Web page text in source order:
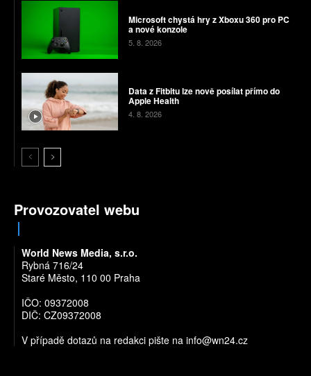
Microsoft chystá hry z Xboxu 360 pro PC
a nové konzole
5. 8. 2026
Data z Fitbitu lze nově posílat přímo do
Apple Health
4. 8. 2026
Provozovatel webu
World News Media, s.r.o.
Rybná 716/24
Staré Město, 110 00 Praha
IČO: 09372008
DIČ: CZ09372008
V případě dotazů na redakci pište na info@wn24.cz